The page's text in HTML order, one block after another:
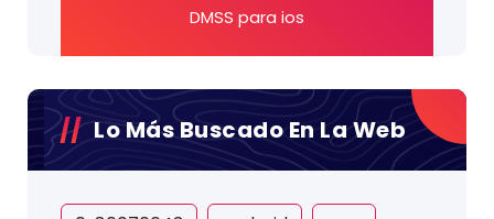
DMSS para ios
Lo Más Buscado En La Web